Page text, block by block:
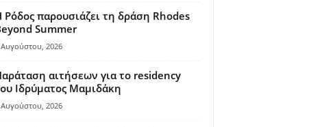
Ρόδος παρουσιάζει τη δράση Rhodes
Summer
2026
αιτήσεων για το residency
Ιδρύματος Μαμιδάκη
2026